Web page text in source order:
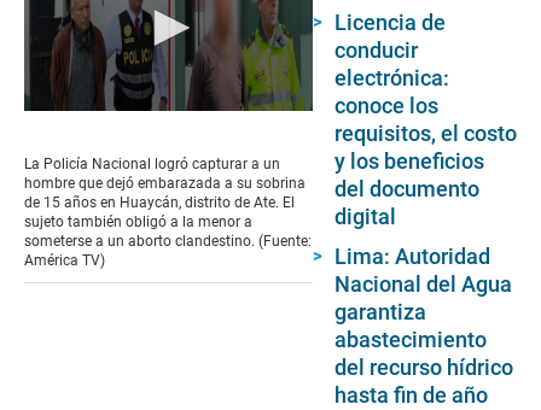
of
1
minute,
47
seconds
La Policía Nacional logró capturar a un
hombre que dejó embarazada a su sobrina
de 15 años en Huaycán, distrito de Ate. El
sujeto también obligó a la menor a
someterse a un aborto clandestino. (Fuente:
América TV)
Licencia de
conducir
electrónica:
conoce los
requisitos, el costo
y los beneficios
del documento
digital
Lima: Autoridad
Nacional del Agua
garantiza
abastecimiento
del recurso hídrico
hasta fin de año